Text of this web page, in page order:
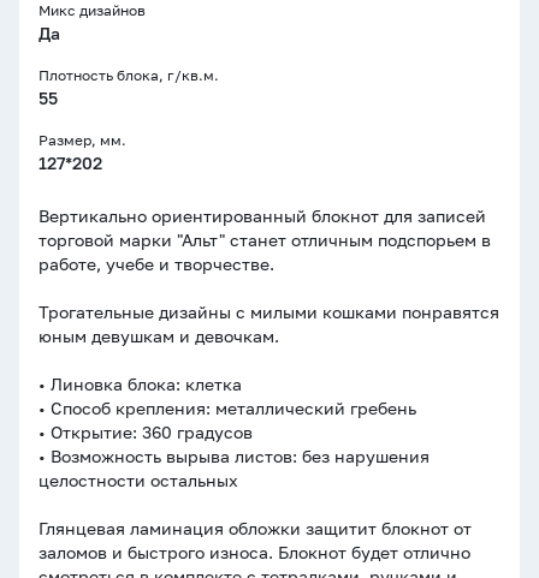
Микс дизайнов
Да
Плотность блока, г/кв.м.
55
Размер, мм.
127*202
Вертикально ориентированный блокнот для записей
торговой марки "Альт" станет отличным подспорьем в
работе, учебе и творчестве.
Трогательные дизайны с милыми кошками понравятся
юным девушкам и девочкам.
• Линовка блока: клетка
• Способ крепления: металлический гребень
• Открытие: 360 градусов
• Возможность вырыва листов: без нарушения
целостности остальных
Глянцевая ламинация обложки защитит блокнот от
заломов и быстрого износа. Блокнот будет отлично